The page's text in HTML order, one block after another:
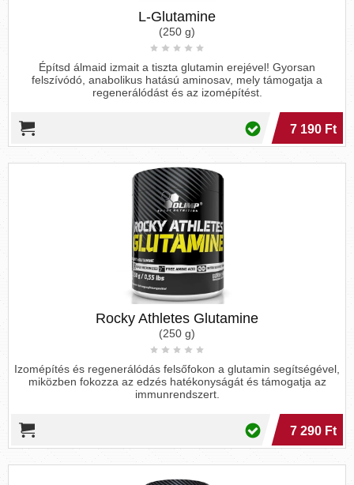
L-Glutamine
(250 g)
Építsd álmaid izmait a tiszta glutamin erejével! Gyorsan
felszívódó, anabolikus hatású aminosav, mely támogatja a
regenerálódást és az izomépítést.
7 190 Ft
Rocky Athletes Glutamine
(250 g)
Izomépítés és regenerálódás felsőfokon a glutamin segítségével,
miközben fokozza az edzés hatékonyságát és támogatja az
immunrendszert.
7 290 Ft